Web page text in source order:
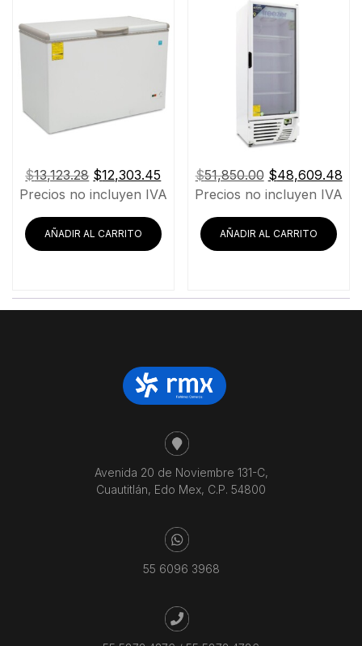
$13,123.28 El
precio
era:
$13,123.28.
$12,303.45
precio
es:
$12,303.45.
Precios no incluyen IVA
AÑADIR AL CARRITO
$51,850.00 El
precio
era:
$51,850.00.
$48,609.48El
Precios no incluyen IVA
AÑADIR AL CARRITO
Avenida 20 de Noviembre 131-C,
Cuautitlán, Edo Mex, C.P. 54800
55 6096 3968